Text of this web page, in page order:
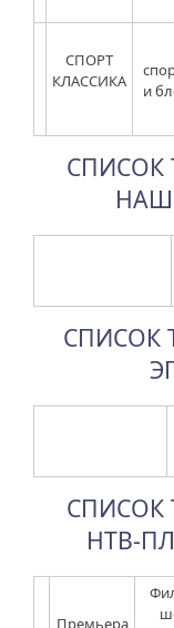
СПОРТ
КЛАССИКА
и
СПИСОК
НАШ
СПИСОК
СПИСОК
НТВ-
Премьера